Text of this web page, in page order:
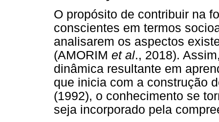
O propósito de contribuir na
conscientes em termos
analisarem os aspectos
(AMORIM et al., 2018).
dinâmica resultante em
que inicia com a construção
(1992), o conhecimento se
seja incorporado pela